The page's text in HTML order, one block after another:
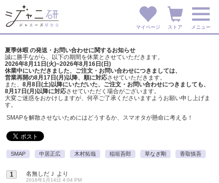
マイページ ストア メニュー
夏季休暇 の発送・お問い合わせに関するお知らせ
誠に勝手ながら、以下の期間を休業とさせていただきます。
2026年8月11日(火)~2026年8月16日(日)
休業中にいただきました、ご注文・お問い合わせにつきましては、
営業再開の8月17日(月)以降、順に対応させていただきます。
また、 8月8日(土)以降にいただいた、ご注文・ お問い合わせにつきましても、
8月17日(月)以降に対応させていただく場合がございます。
大変ご迷惑をおかけしますが、 何卒ご了承くださいますようお願い申し上げま
す。
SMAPを解散させないためにはどうするか、スマオタが懸命に考える！
SMAP 中居正広 木村拓哉 稲垣吾郎 草なぎ剛 香取慎吾
1 名無しだＪ より
2016年1月14日 4:04 PM